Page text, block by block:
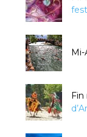
Mi-
Fin